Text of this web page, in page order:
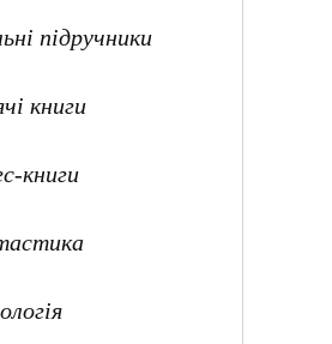
підручники
книги
книги